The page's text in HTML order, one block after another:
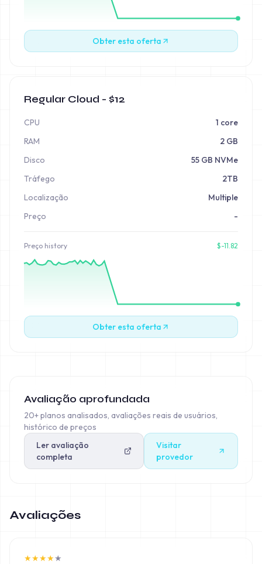
Obter esta oferta
Regular Cloud - $12
CPU
1 core
RAM
2 GB
Disco
55 GB NVMe
Tráfego
2TB
Localização
Multiple
Preço
-
Preço history $-11.82
Obter esta oferta
Avaliação aprofundada
20+ planos analisados, avaliações reais de usuários,
histórico de preços
Ler avaliação
completa
Visitar
provedor
Avaliações
★★★★★